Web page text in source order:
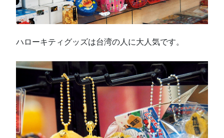
ハローキティグッズは台湾の人に大人気です。